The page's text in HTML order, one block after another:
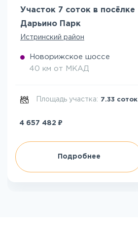
Участок 7 соток в посёлке
Дарьино Парк
Истринский район
Новорижское шоссе
40 км от МКАД
Площадь участка: 7.33 соток
4 657 482 ₽
Подробнее